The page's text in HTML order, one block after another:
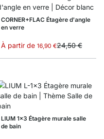
CORNER+FLAC Étagère d'angle
en verre
À partir de 16,90 €24,50 €
LIUM 1x3 Étagère murale salle
de bain